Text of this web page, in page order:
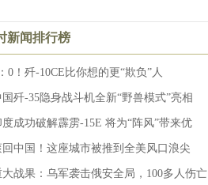
新闻排行榜
0！歼-10CE比你想的更“欺负”人
国歼-35隐身战斗机全新“野兽模式”亮相
度成功破解霹雳-15E 将为“阵风”带来优
回中国！这座城市被推到全美风口浪尖
大战果：乌军袭击俄安全局，100多人伤亡